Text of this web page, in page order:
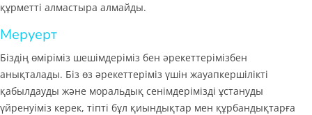
құрметті алмастыра алмайды.
Меруерт
Біздің өміріміз шешімдеріміз бен әрекеттерімізбен
анықталады. Біз өз әрекеттеріміз үшін жауапкершілікті
қабылдауды және моральдық сенімдерімізді ұстануды
үйренуіміз керек, тіпті бұл қиындықтар мен құрбандықтарға